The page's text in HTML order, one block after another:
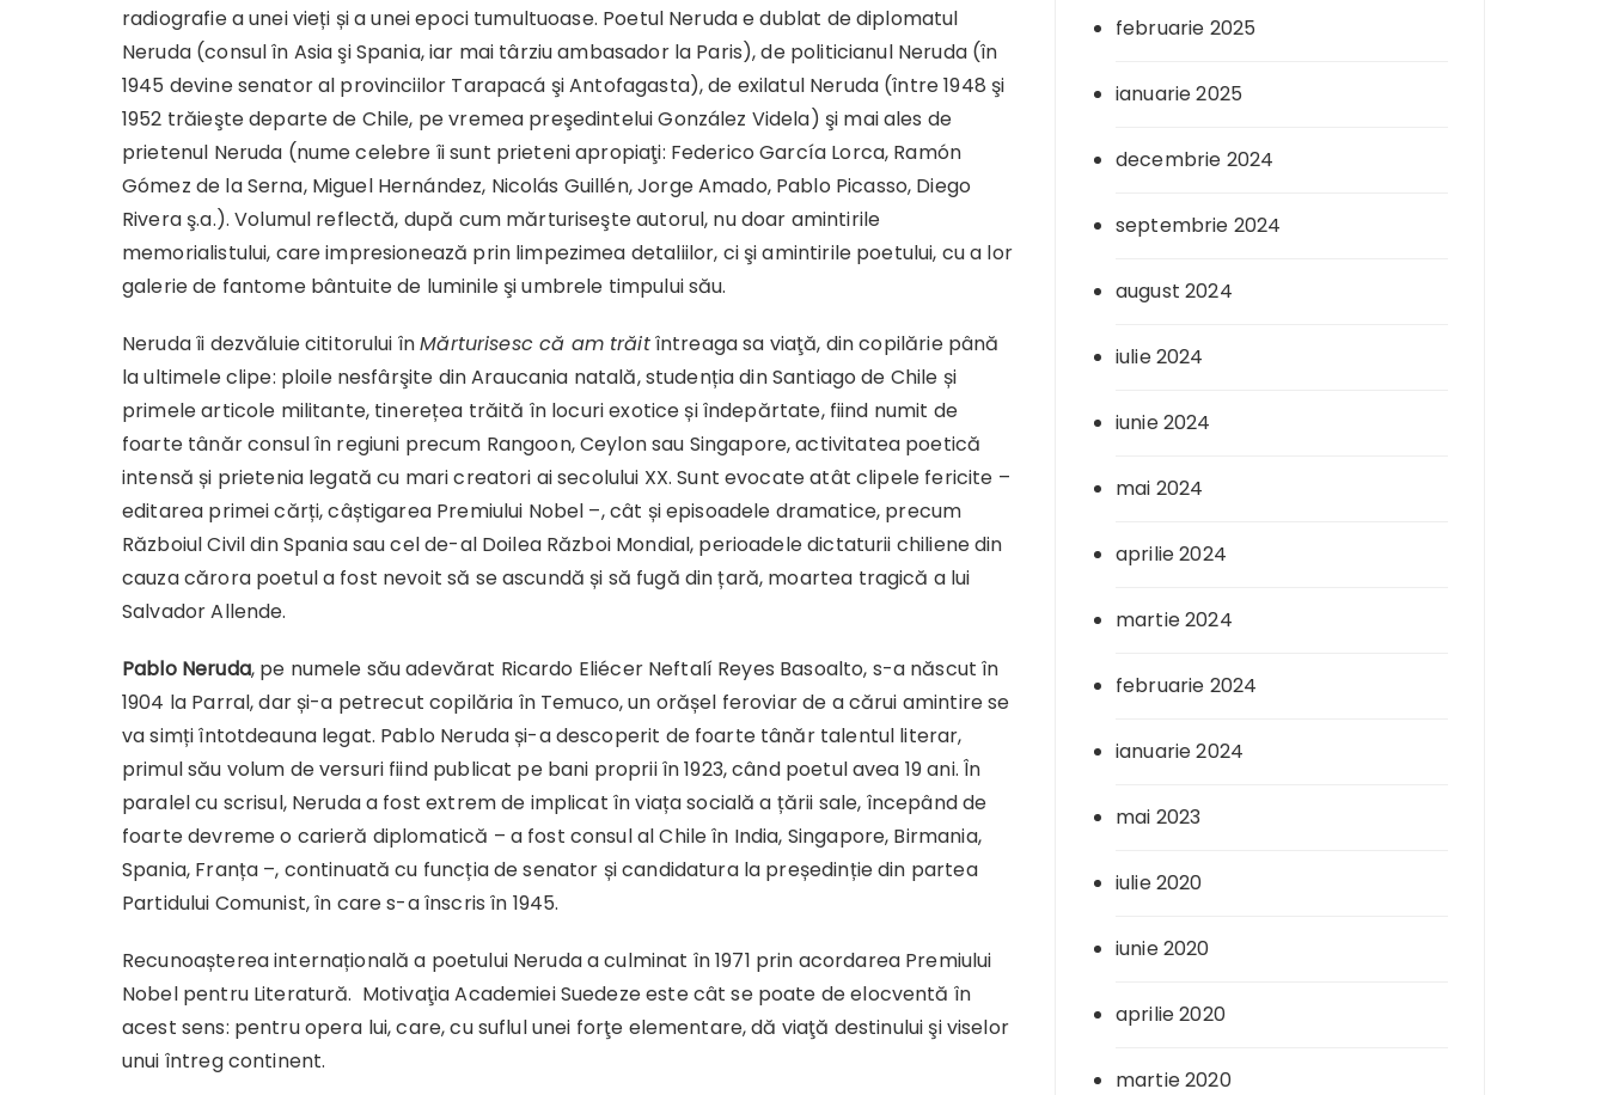
radiografie a unei vieți și a unei epoci tumultuoase. Poetul Neruda e dublat de diplomatul
Neruda (consul în Asia şi Spania, iar mai târziu ambasador la Paris), de politicianul Neruda (în
1945 devine senator al provinciilor Tarapacá şi Antofagasta), de exilatul Neruda (între 1948 şi
1952 trăieşte departe de Chile, pe vremea preşedintelui González Videla) şi mai ales de
prietenul Neruda (nume celebre îi sunt prieteni apropiaţi: Federico García Lorca, Ramón
Gómez de la Serna, Miguel Hernández, Nicolás Guillén, Jorge Amado, Pablo Picasso, Diego
Rivera ş.a.). Volumul reflectă, după cum mărturiseşte autorul, nu doar amintirile
memorialistului, care impresionează prin limpezimea detaliilor, ci şi amintirile poetului, cu a lor
galerie de fantome bântuite de luminile şi umbrele timpului său.
Neruda îi dezvăluie cititorului înMărturisesc că am trăitîntreaga sa viaţă, din copilărie până
la ultimele clipe: ploile nesfârşite din Araucania natală, studenția din Santiago de Chile și
primele articole militante, tinerețea trăită în locuri exotice și îndepărtate, fiind numit de
foarte tânăr consul în regiuni precum Rangoon, Ceylon sau Singapore, activitatea poetică
intensă și prietenia legată cu mari creatori ai secolului XX. Sunt evocate atât clipele fericite –
editarea primei cărți, câștigarea Premiului Nobel –, cât și episoadele dramatice, precum
Războiul Civil din Spania sau cel de-al Doilea Război Mondial, perioadele dictaturii chiliene din
cauza cărora poetul a fost nevoit să se ascundă și să fugă din țară, moartea tragică a lui
Salvador Allende.
Pablo Neruda, pe numele său adevărat Ricardo Eliécer Neftalí Reyes Basoalto, s-a născut în
1904 la Parral, dar și-a petrecut copilăria în Temuco, un orășel feroviar de a cărui amintire se
va simți întotdeauna legat. Pablo Neruda și-a descoperit de foarte tânăr talentul literar,
primul său volum de versuri fiind publicat pe bani proprii în 1923, când poetul avea 19 ani. În
paralel cu scrisul, Neruda a fost extrem de implicat în viața socială a țării sale, începând de
foarte devreme o carieră diplomatică – a fost consul al Chile în India, Singapore, Birmania,
Spania, Franța –, continuată cu funcția de senator și candidatura la președinție din partea
Partidului Comunist, în care s-a înscris în 1945.
Recunoașterea internațională a poetului Neruda a culminat în 1971 prin acordarea Premiului
Nobel pentru Literatură. Motivaţia Academiei Suedeze este cât se poate de elocventă în
acest sens: pentru opera lui, care, cu suflul unei forţe elementare, dă viaţă destinului şi viselor
unui întreg continent.
februarie 2025
ianuarie 2025
decembrie 2024
septembrie 2024
august 2024
iulie 2024
iunie 2024
mai 2024
aprilie 2024
martie 2024
februarie 2024
ianuarie 2024
mai 2023
iulie 2020
iunie 2020
aprilie 2020
martie 2020